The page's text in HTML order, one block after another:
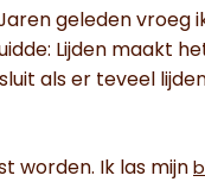
geleden vroeg
Lijden maakt
als er teveel
worden. Ik las mijn